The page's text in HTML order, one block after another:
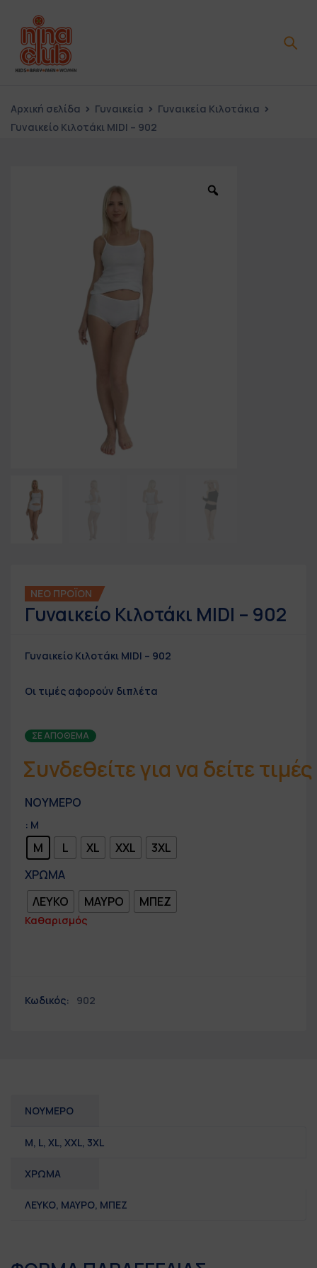
Αρχική σελίδα Γυναικεία
Γυναικεία Κιλοτάκια
Γυναικείο Κιλοτάκι MIDI – 902
ΝΕΟ ΠΡΟΪΟΝ
Γυναικείο Κιλοτάκι MIDI – 902
Γυναικείο Κιλοτάκι MIDI – 902
Οι τιμές αφορούν διπλέτα
ΣΕ ΑΠΌΘΕΜΑ
Συνδεθείτε για να δείτε τιμές
ΝΟΥΜΕΡΟ
: M
M L XL XXL
3XL
ΧΡΩΜΑ
ΛΕΥΚΟ
ΜΑΥΡΟ ΜΠΕΖ
Καθαρισμός
Κωδικός: 902
ΝΟΥΜΕΡΟ
M, L, XL, XXL, 3XL
ΧΡΩΜΑ
ΛΕΥΚΟ, ΜΑΥΡΟ, ΜΠΕΖ